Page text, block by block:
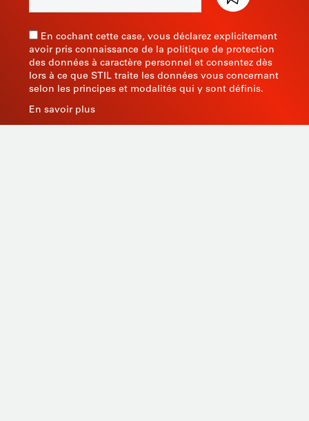
En cochant cette case, vous déclarez explicitement
avoir pris connaissance de la politique de protection
des données à caractère personnel et consentez dès
lors à ce que STIL traite les données vous concernant
selon les principes et modalités qui y sont définis.
En savoir plus